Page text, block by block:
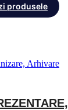
produsele
Arhivare